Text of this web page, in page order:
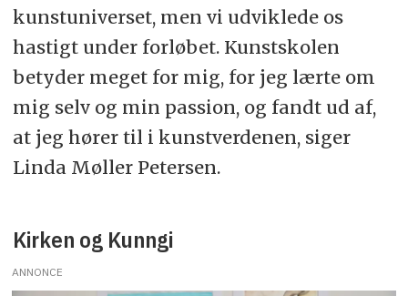
kunstuniverset, men vi udviklede os
hastigt under forløbet. Kunstskolen
betyder meget for mig, for jeg lærte om
mig selv og min passion, og fandt ud af,
at jeg hører til i kunstverdenen, siger
Linda Møller Petersen.
Kirken og Kunngi
ANNONCE